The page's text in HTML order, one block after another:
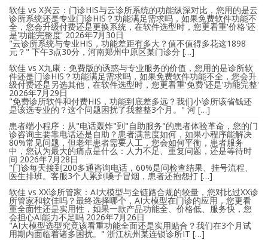
软佳 vs X兴云：门诊HIS与云诊所系统的功能纵深对比，您用的是云
诊所系统还是专业门诊HIS？功能满足需求吗，如果免费软件功能不
全，您会升级付费还是更换系统，在软件选型时，您更看重'价格'还
是'功能完整度' 2026年7月30日
"云诊所系统与专业HIS，功能差距有多大？值不值得多花这1898
元？" 下午3点30分，河南郑州中原区某门诊分 […]
软佳 vs X九康：免费版的诱惑与专业服务的价值，您用的是诊所软
件还是门诊HIS？功能满足需求吗，如果免费软件功能不全，您会升
级付费还是另选其他，在软件选型时，您更看重'免费'还是'功能完整'
2026年7月29日
"免费诊所软件和付费HIS，功能到底差多远？我们小诊所该省钱还
是该选专业的？这个问题困扰了我整整3个月。" 河 […]
患者端小程序：从"电话轰炸"到"自助服务"的患者体验革命，您的门
诊咨询主要靠电话还是自助？患者满意度如何，如果小程序能解决
80%常见问题，但老年患者需要人工，您会如何平衡，患者服务
中，您认为最大的痛点是什么：人力不足、重复问题，还是等待时
间 2026年7月28日
"门诊每天接到200多通咨询电话，60%是问检查结果、挂号流程、
医生排班。客服3个人累到嗓子冒烟，患者还抱怨打 […]
软佳 vs XX诊所管家：AI大模型与全链路合规的较量，您对比过XX诊
所管家和软佳吗？最终选择哪个，AI大模型在门诊的应用，您更看
重全面性还是实用性，如果一款产品功能全、价格低、服务快，您
会担心AI能力不足吗 2026年7月26日
"AI大模型选型究竟该看重功能全面还是实用贴合？我们在3个月试
用期内面临着诸多困扰。" 浙江杭州某连锁诊所IT […]